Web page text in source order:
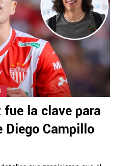
fue la clave para
Diego Campillo